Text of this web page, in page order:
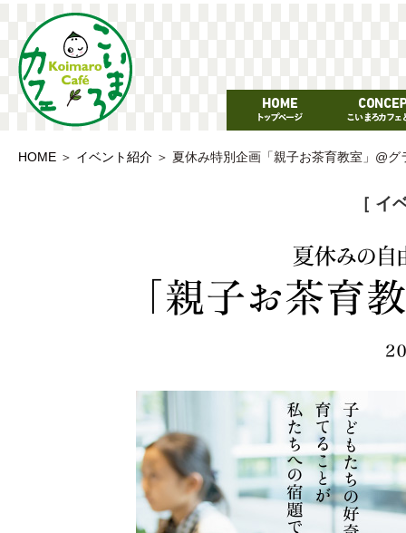
HOME ＞ イベント紹介 ＞ 夏休み特別企画「親子お茶育教室」@グ
［ イ